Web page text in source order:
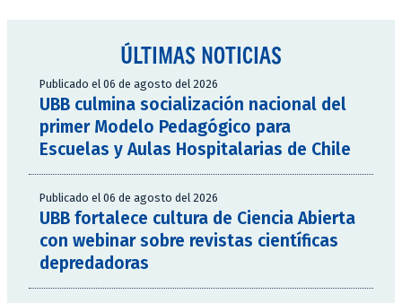
ÚLTIMAS NOTICIAS
Publicado el 06 de agosto del 2026
UBB culmina socialización nacional del
primer Modelo Pedagógico para
Escuelas y Aulas Hospitalarias de Chile
Publicado el 06 de agosto del 2026
UBB fortalece cultura de Ciencia Abierta
con webinar sobre revistas científicas
depredadoras